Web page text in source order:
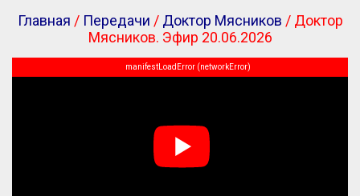
Главная / Передачи / Доктор Мясников / Доктор
Мясников. Эфир 20.06.2026
manifestLoadError (networkError)